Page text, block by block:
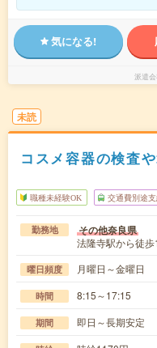
気になる!
派遣会
未読
コスメ容器の検査
職種未経験OK 交通費別途支
勤務地 その他奈良県
法隆寺駅から徒
曜日頻度 月曜日～金曜日
時間 8:15～17:15
期間 即日～長期安定